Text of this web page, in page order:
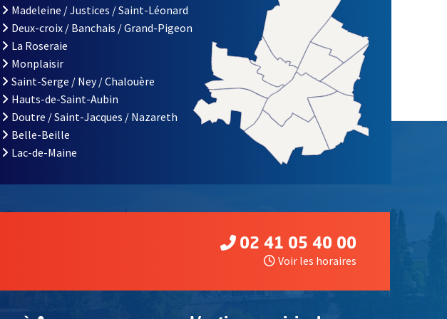
D'INSCRIPTION À LA LETTRE D'INFORMATION DE LA VILLE D'ANGERS
fenêtre
Madeleine / Justices / Saint-Léonard
Deux-croix / Banchais / Grand-Pigeon
La Roseraie
Monplaisir
Saint-Serge / Ney / Chalouère
Hauts-de-Saint-Aubin
Doutre / Saint-Jacques / Nazareth
Belle-Beille
Lac-de-Maine
02 41 05 40 00
Voir les horaires